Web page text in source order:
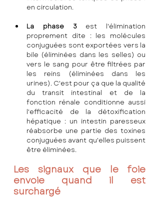
en circulation.
La phase 3 est l'élimination
proprement dite : les molécules
conjuguées sont exportées vers la
bile (éliminées dans les selles) ou
vers le sang pour être filtrées par
les reins (éliminées dans les
urines). C'est pour ça que la qualité
du transit intestinal et de la
fonction rénale conditionne aussi
l'efficacité de la détoxification
hépatique : un intestin paresseux
réabsorbe une partie des toxines
conjuguées avant qu'elles puissent
être éliminées.
Les signaux que le foie
envoie quand il est
surchargé